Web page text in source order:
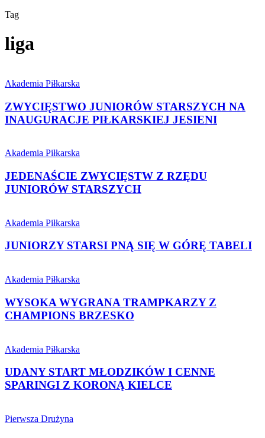
Tag
liga
JUNIORÓW
NA
INAUGURACJE
PIŁKARSKIEJ
Akademia Piłkarska
ZWYCIĘSTWO JUNIORÓW STARSZYCH NA
INAUGURACJE PIŁKARSKIEJ JESIENI
ZWYCIĘSTW
RZĘDU
JUNIORÓW
STARSZYCH
Akademia Piłkarska
JEDENAŚCIE ZWYCIĘSTW Z RZĘDU
JUNIORÓW STARSZYCH
STARSI
SIĘ
TABELI
Akademia Piłkarska
JUNIORZY STARSI PNĄ SIĘ W GÓRĘ TABELI
WYGRANA
Z
CHAMPIONS
BRZESKO
Akademia Piłkarska
WYSOKA WYGRANA TRAMPKARZY Z
CHAMPIONS BRZESKO
START
I
CENNE
SPARINGI
KIELCE
Akademia Piłkarska
UDANY START MŁODZIKÓW I CENNE
SPARINGI Z KORONĄ KIELCE
WS.
Pierwsza Drużyna